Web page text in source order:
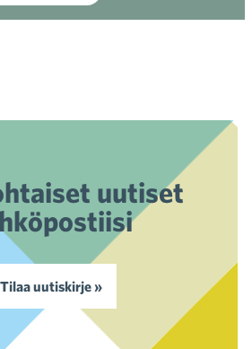
uutiset
Tilaa uutiskirje »